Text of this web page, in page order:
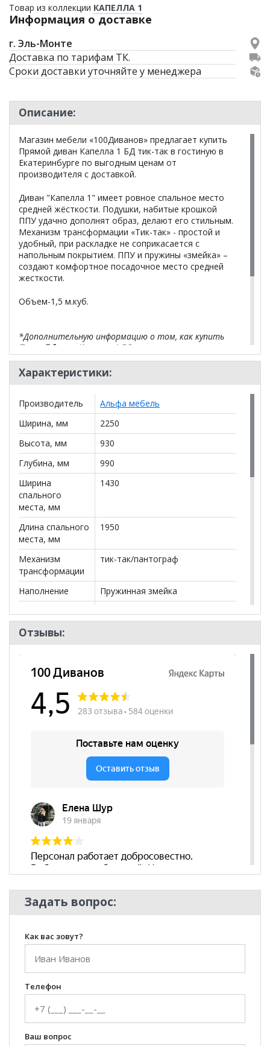
Товар из коллекции КАПЕЛЛА 1
Информация о доставке
г. Эль-Монте
Доставка по тарифам ТК.
Сроки доставки уточняйте у менеджера
Описание:
Магазин мебели «100Диванов» предлагает купить
Прямой диван Капелла 1 БД тик-так в гостиную в
Екатеринбурге по выгодным ценам от
производителя с доставкой.
Диван "Капелла 1" имеет ровное спальное место
средней жёсткости. Подушки, набитые крошкой
ППУ удачно дополнят образ, делают его стильным.
Механизм трансформации «Тик-так» - простой и
удобный, при раскладке не соприкасается с
напольным покрытием. ППУ и пружины «змейка» –
создают комфортное посадочное место средней
жесткости.
Объем-1,5 м.куб.
*Дополнительную информацию о том, как купить
Прямой диван Капелла 1 БД тик-так в гостиную
уточняйте у нашего менеджера по телефону
+79292022735.
**Цены на официальном сайте
действительны только для интернет-магазина
могут отличаться от цен в розничных магазинах-
салонах сети!
Характеристики:
Производитель
Альфа мебель
Ширина, мм
2250
Высота, мм
930
Глубина, мм
990
Ширина
спального
места, мм
1430
Длина спального
места, мм
1950
Механизм
трансформации
тик-так/пантограф
Наполнение
Пружинная змейка
Посадочных
мест
Наличие спинки
да
нет
Съёмный чехол
нет
Декоративные
подушки
Стиль
Современный
Комната
Гостиная
Отзывы:
Задать вопрос:
Как вас зовут?
Телефон
Ваш вопрос